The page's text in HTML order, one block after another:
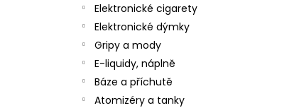
Elektronické cigarety
Elektronické dýmky
Gripy a mody
E-liquidy, náplně
Báze a příchutě
Atomizéry a tanky